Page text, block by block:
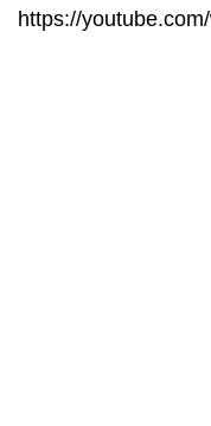
https://